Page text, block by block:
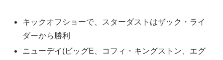
キックオフショーで、スターダストはザック・ライ
ダーから勝利
ニューデイ(ビッグE、コフィ・キングストン、エグ